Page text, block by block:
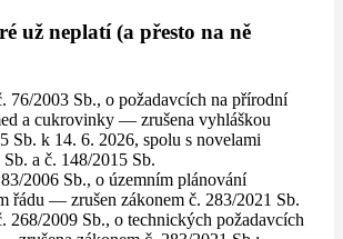
už neplatí (a přesto na ně
76/2003 Sb., o požadavcích na přírodní
a cukrovinky — zrušena vyhláškou
Sb. k 14. 6. 2026, spolu s novelami
a č. 148/2015 Sb.
2006 Sb., o územním plánování
řádu — zrušen zákonem č. 283/2021 Sb.
268/2009 Sb., o technických požadavcích